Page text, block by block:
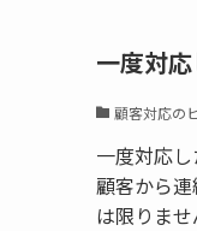
一度対
顧客対応の
一度対応
顧客から
は限りま